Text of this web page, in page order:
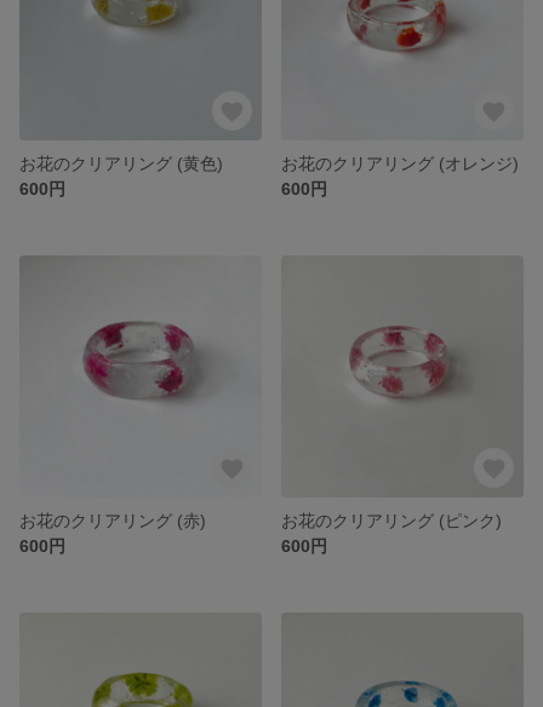
お花のクリアリング (黄色)
600円
お花のクリアリング (オレンジ)
600円
お花のクリアリング (赤)
600円
お花のクリアリング (ピンク)
600円